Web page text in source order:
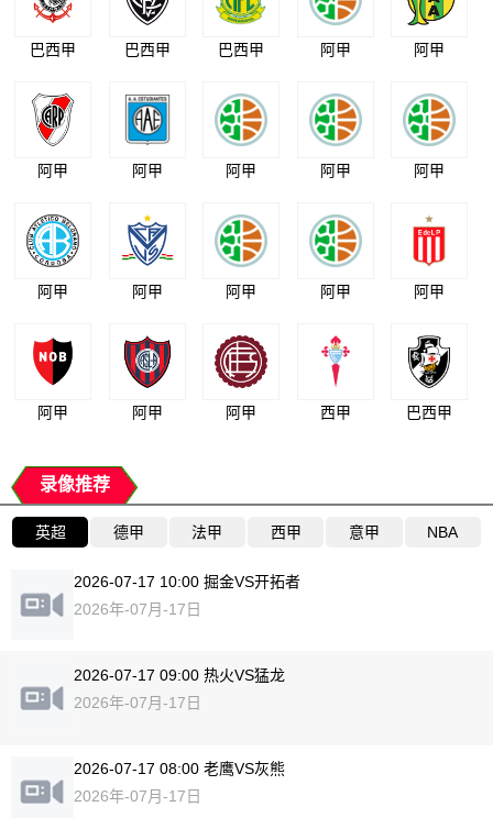
巴西甲 巴西甲 巴西甲 阿甲 阿甲
阿甲 阿甲 阿甲 阿甲 阿甲
阿甲 阿甲 阿甲 阿甲 阿甲
阿甲 阿甲 阿甲 西甲 巴西甲
录像推荐
英超 德甲 法甲 西甲 意甲 NBA
2026-07-17 10:00 掘金VS开拓者
2026年-07月-17日
2026-07-17 09:00 热火VS猛龙
2026年-07月-17日
2026-07-17 08:00 老鹰VS灰熊
2026年-07月-17日